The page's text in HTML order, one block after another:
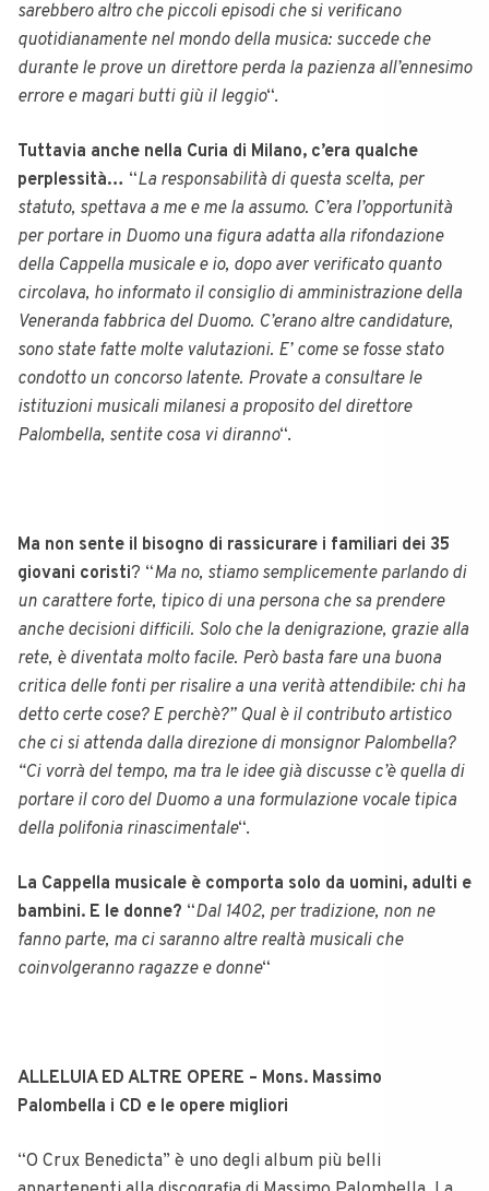
sarebbero altro che piccoli episodi che si verificano
quotidianamente nel mondo della musica: succede che
durante le prove un direttore perda la pazienza all’ennesimo
errore e magari butti giù il leggio“.
Tuttavia anche nella Curia di Milano, c’era qualche
perplessità… “La responsabilità di questa scelta, per
statuto, spettava a me e me la assumo. C’era l’opportunità
per portare in Duomo una figura adatta alla rifondazione
della Cappella musicale e io, dopo aver verificato quanto
circolava, ho informato il consiglio di amministrazione della
Veneranda fabbrica del Duomo. C’erano altre candidature,
sono state fatte molte valutazioni. E’ come se fosse stato
condotto un concorso latente. Provate a consultare le
istituzioni musicali milanesi a proposito del direttore
Palombella, sentite cosa vi diranno“.
Ma non sente il bisogno di rassicurare i familiari dei 35
giovani coristi? “Ma no, stiamo semplicemente parlando di
un carattere forte, tipico di una persona che sa prendere
anche decisioni difficili. Solo che la denigrazione, grazie alla
rete, è diventata molto facile. Però basta fare una buona
critica delle fonti per risalire a una verità attendibile: chi ha
detto certe cose? E perchè?” Qual è il contributo artistico
che ci si attenda dalla direzione di monsignor Palombella?
“Ci vorrà del tempo, ma tra le idee già discusse c’è quella di
portare il coro del Duomo a una formulazione vocale tipica
della polifonia rinascimentale“.
La Cappella musicale è comporta solo da uomini, adulti e
bambini. E le donne? “Dal 1402, per tradizione, non ne
fanno parte, ma ci saranno altre realtà musicali che
coinvolgeranno ragazze e donne“
ALLELUIA ED ALTRE OPERE – Mons. Massimo
Palombella i CD e le opere migliori
“O Crux Benedicta” è uno degli album più belli